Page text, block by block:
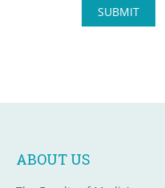
ABOUT US